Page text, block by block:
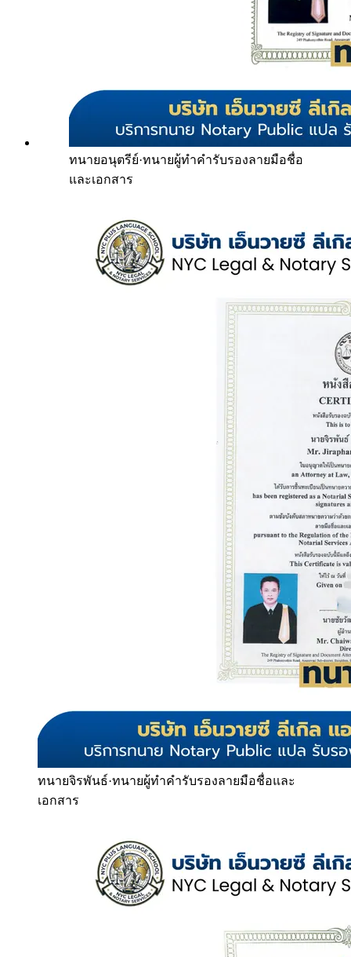
ทนายอนุตรีย์·ทนายผู้ทำคำรับรองลายมือชื่อ
และเอกสาร
ทนายจิรพันธ์·ทนายผู้ทำคำรับรองลายมือชื่อและ
เอกสาร